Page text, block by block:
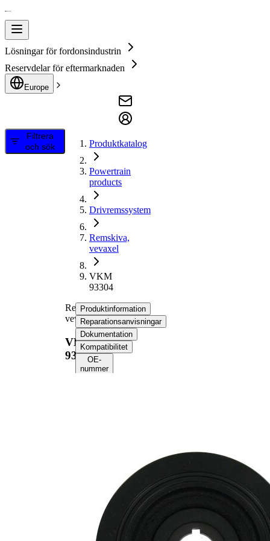
Lösningar för fordonsindustrin
Reservdelar för eftermarknaden
Europe
Filtrera
och sök
Produktkatalog
Powertrain
products
Drivremssystem
Remskiva,
vevaxel
VKM
93304
Remskiva,
vevaxel
VKM
93304
Produktinformation
Reparationsanvisningar
Dokumentation
Kompatibilitet
OE-
nummer